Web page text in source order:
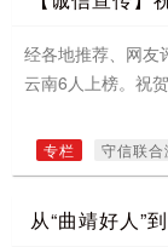
经各地推荐、网友
云南6人上榜。祝
专栏 守信联合
从“曲靖好人”